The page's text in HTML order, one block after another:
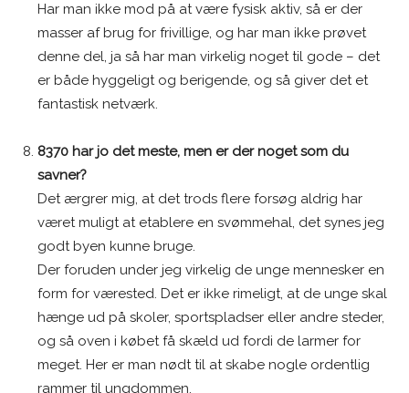
Har man ikke mod på at være fysisk aktiv, så er der
masser af brug for frivillige, og har man ikke prøvet
denne del, ja så har man virkelig noget til gode – det
er både hyggeligt og berigende, og så giver det et
fantastisk netværk.
8370 har jo det meste, men er der noget som du
savner?
Det ærgrer mig, at det trods flere forsøg aldrig har
været muligt at etablere en svømmehal, det synes jeg
godt byen kunne bruge.
Der foruden under jeg virkelig de unge mennesker en
form for værested. Det er ikke rimeligt, at de unge skal
hænge ud på skoler, sportspladser eller andre steder,
og så oven i købet få skæld ud fordi de larmer for
meget. Her er man nødt til at skabe nogle ordentlig
rammer til ungdommen.